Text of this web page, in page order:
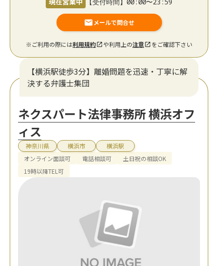
メールで問合せ
※ご利用の際には利用規約 や利用上の注意 をご確認下さい
【横浜駅徒歩3分】離婚問題を迅速・丁寧に解
決する弁護士集団
ネクスパート法律事務所 横浜オフ
ィス
神奈川県 横浜市
横浜駅
オンライン面談可
電話相談可
土日祝の相談OK
19時以降TEL可